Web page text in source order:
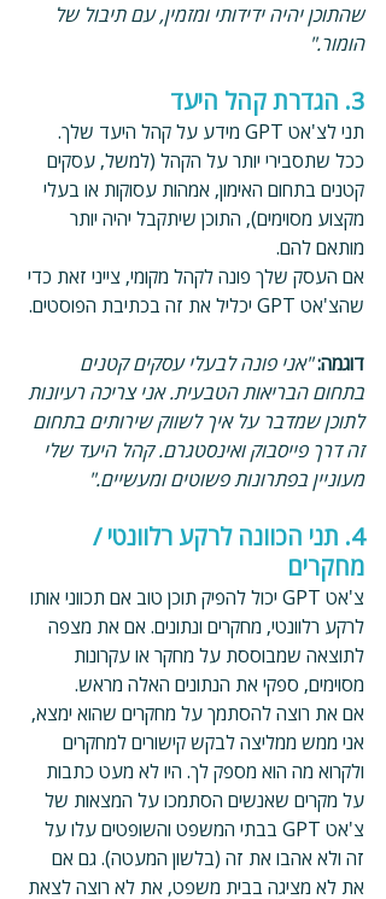
שהתוכן יהיה ידידותי ומזמין, עם תיבול של
הומור."
3. הגדרת קהל היעד
תני לצ'אט GPT מידע על קהל היעד שלך.
ככל שתסבירי יותר על הקהל (למשל, עסקים
קטנים בתחום האימון, אמהות עסוקות או בעלי
מקצוע מסוימים), התוכן שיתקבל יהיה יותר
מותאם להם.
אם העסק שלך פונה לקהל מקומי, צייני זאת כדי
שהצ'אט GPT יכליל את זה בכתיבת הפוסטים.
דוגמה: "אני פונה לבעלי עסקים קטנים
בתחום הבריאות הטבעית. אני צריכה רעיונות
לתוכן שמדבר על איך לשווק שירותים בתחום
זה דרך פייסבוק ואינסטגרם. קהל היעד שלי
מעוניין בפתרונות פשוטים ומעשיים."
4. תני הכוונה לרקע רלוונטי /
מחקרים
צ'אט GPT יכול להפיק תוכן טוב אם תכווני אותו
לרקע רלוונטי, מחקרים ונתונים. אם את מצפה
לתוצאה שמבוססת על מחקר או עקרונות
מסוימים, ספקי את הנתונים האלה מראש.
אם את רוצה להסתמך על מחקרים שהוא ימצא,
אני ממש ממליצה לבקש קישורים למחקרים
ולקרוא מה הוא מספק לך. היו לא מעט כתבות
על מקרים שאנשים הסתמכו על המצאות של
צ'אט GPT בבתי המשפט והשופטים עלו על
זה ולא אהבו את זה (בלשון המעטה). גם אם
את לא מציגה בבית משפט, את לא רוצה לצאת